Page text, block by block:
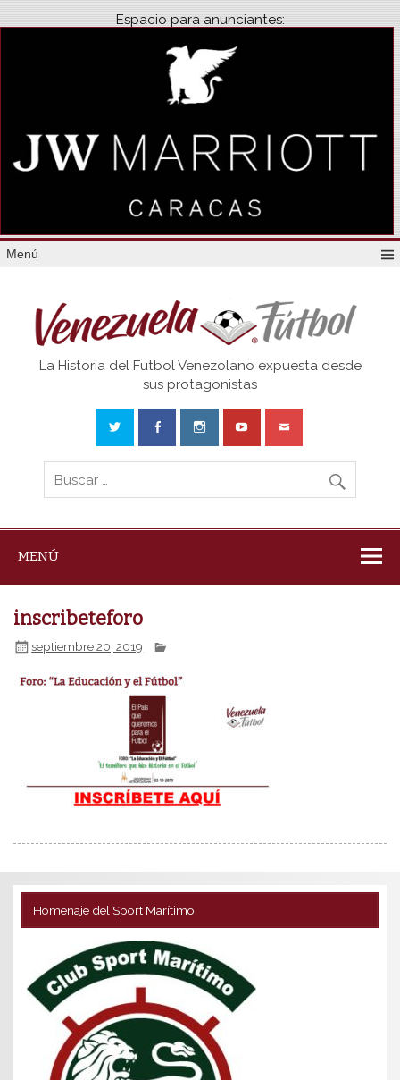
Espacio para anunciantes:
Menú
Venezuela
La Historia del Futbol Venezolano expuesta desde
sus protagonistas
MENÚ
inscribeteforo
septiembre 20, 2019
Homenaje del Sport Marítimo